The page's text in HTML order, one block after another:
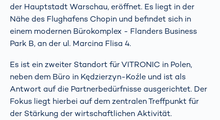
der Hauptstadt Warschau, eröffnet. Es liegt in der
Nähe des Flughafens Chopin und befindet sich in
einem modernen Bürokomplex - Flanders Business
Park B, an der ul. Marcina Flisa 4.
Es ist ein zweiter Standort für VITRONIC in Polen,
neben dem Büro in Kędzierzyn-Koźle und ist als
Antwort auf die Partnerbedürfnisse ausgerichtet. Der
Fokus liegt hierbei auf dem zentralen Treffpunkt für
der Stärkung der wirtschaftlichen Aktivität.